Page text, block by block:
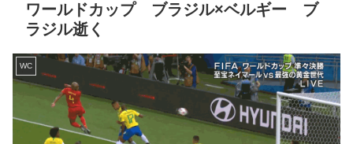
ワールドカップ ブラジル×ベルギー ブ
ラジル逝く
WC